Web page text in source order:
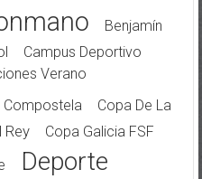
Benjamín
Campus Deportivo
Verano
Compostela
Copa De La
Rey
Copa Galicia FSF
Deporte